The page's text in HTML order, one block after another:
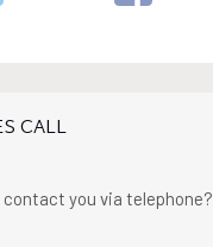
CALL
contact you via telephone?